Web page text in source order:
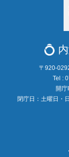
〒920-
Tel :
開
閉庁日：土曜日・